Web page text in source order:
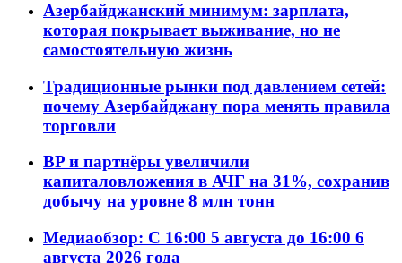
Азербайджанский минимум: зарплата,
которая покрывает выживание, но не
самостоятельную жизнь
Традиционные рынки под давлением сетей:
почему Азербайджану пора менять правила
торговли
BP и партнёры увеличили
капиталовложения в АЧГ на 31%, сохранив
добычу на уровне 8 млн тонн
Медиаобзор: С 16:00 5 августа до 16:00 6
августа 2026 года